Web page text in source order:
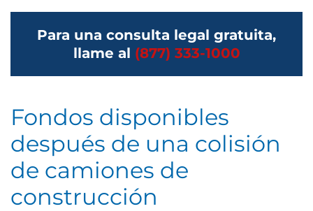
Para una consulta legal gratuita,
llame al (877) 333-1000
Fondos disponibles
después de una colisión
de camiones de
construcción